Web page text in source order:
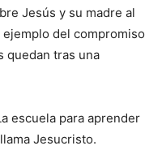
Jesús y su madre al
del compromiso
quedan tras una
escuela para aprender
Jesucristo.